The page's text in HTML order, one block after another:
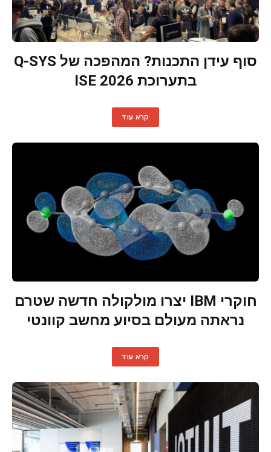
סוף עידן התכנות? המהפכה של Q-SYS
בתערוכת ISE 2026
קרא עוד
חוקרי IBM יצרו מולקולה חדשה שטרם
נראתה מעולם בסיוע מחשב קוונטי
קרא עוד